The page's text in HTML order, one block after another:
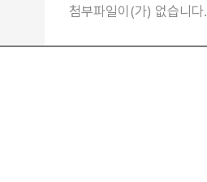
첨부파일이(가) 없습니다.